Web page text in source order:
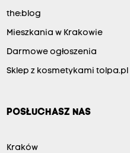
the:blog
Mieszkania w Krakowie
Darmowe ogłoszenia
Sklep z kosmetykami tolpa.pl
POSŁUCHASZ NAS
Kraków